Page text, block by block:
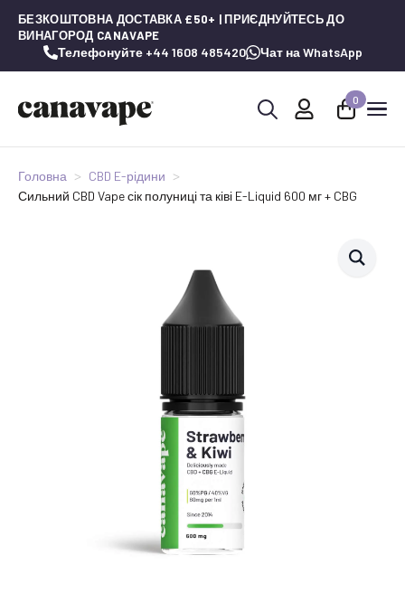
БЕЗКОШТОВНА ДОСТАВКА £50+ | ПРИЄДНУЙТЕСЬ ДО
ВИНАГОРОД CANAVAPE
Телефонуйте +44 1608 485420 Чат на WhatsApp
0
Головна
CBD E-рідини
Сильний CBD Vape сік полуниці та ківі E-Liquid 600 мг + CBG